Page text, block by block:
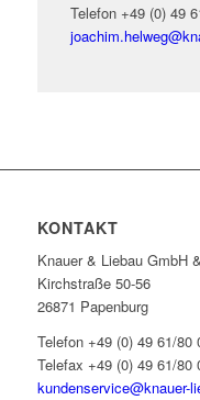
Telefon +49 (0) 49
joachim.helweg@
KONTAKT
Knauer & Liebau GmbH
Kirchstraße 50-56
26871 Papenburg
Telefon +49 (0) 49 61/80
Telefax +49 (0) 49 61/80
kundenservice@knauer-